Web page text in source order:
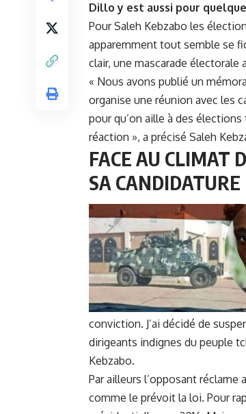
Dillo y est aussi pour
Pour Saleh Kebzabo les
apparemment tout semble se
clair, une mascarade électorale
« Nous avons publié un
organise une réunion avec les
pour qu’on aille à des
réaction », a précisé Saleh
FACE AU CLIMAT
SA CANDIDATURE
conviction. J’ai décidé de
dirigeants indignes du peuple
Kebzabo.
Par ailleurs l’opposant
comme le prévoit la loi. Pour